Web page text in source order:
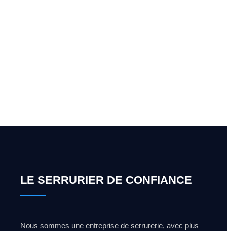
LE SERRURIER DE CONFIANCE
Nous sommes une entreprise de serrurerie, avec plus